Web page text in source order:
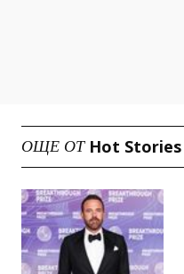
ОЩЕ ОТ Hot Stories